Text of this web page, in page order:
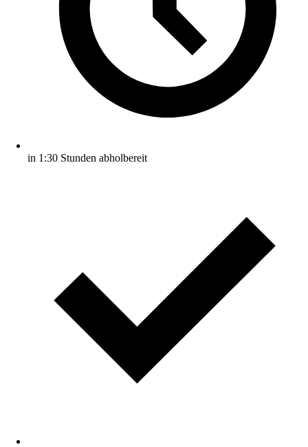
in 1:30 Stunden abholbereit